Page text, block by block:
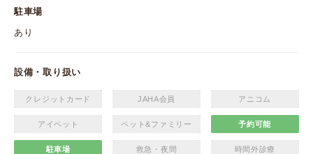
駐車場
あり
設備・取り扱い
クレジットカード JAHA会員 アニコム
アイペット ペット&ファミリー 予約可能
駐車場 救急・夜間 時間外診療